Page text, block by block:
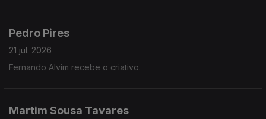
Pedro Pires
21 jul. 2026
Fernando Alvim recebe o criativo.
Martim Sousa Tavares